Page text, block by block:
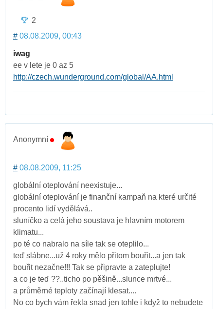
2
# 08.08.2009, 00:43
iwag
ee v lete je 0 az 5
http://czech.wunderground.com/global/AA.html
Anonymní
# 08.08.2009, 11:25
globální oteplování neexistuje...
globální oteplování je finanční kampaň na které určité
procento lidí vydělává..
sluníčko a celá jeho soustava je hlavním motorem
klimatu...
po té co nabralo na síle tak se oteplilo...
teď slábne...už 4 roky mělo přitom bouřit...a jen tak
bouřit nezačne!!! Tak se připravte a zateplujte!
a co je teď ??..ticho po pěšině...slunce mrtvé...
a průměrné teploty začínají klesat....
No co bych vám řekla snad jen tohle i když to nebudete